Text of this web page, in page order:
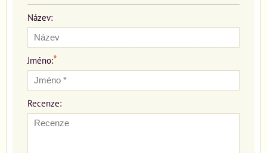
Název:
Jméno:*
Recenze: